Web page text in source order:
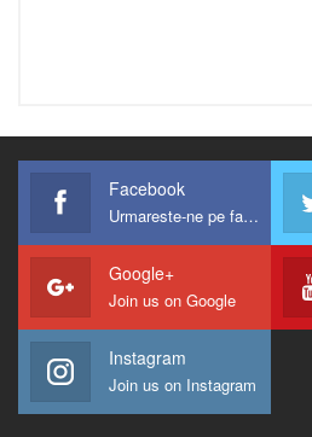
Facebook
Urmareste-ne pe facebook !
Google+
Join us on Google
Instagram
Join us on Instagram